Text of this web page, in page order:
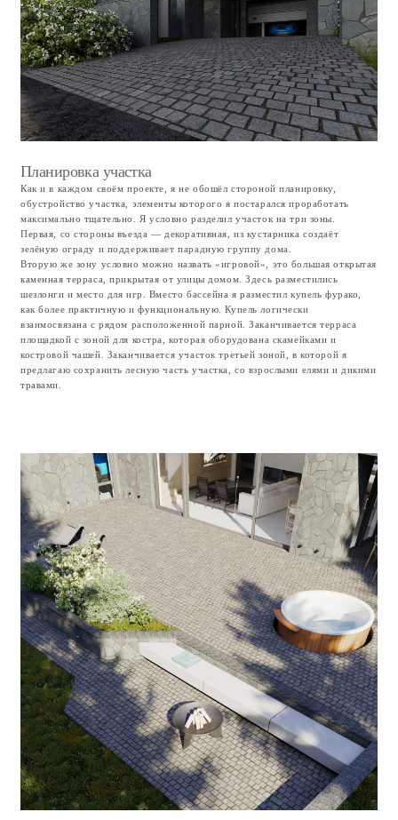
Состав проекта
В проекте дома разработаны все необходимые разделы
для начала строительства, а именно:
Проект с архитектурно‑строительными
каждого из элементов на каждом этапе.
Инженерные проекты, которые детально
описывают решения в системах
электроснабжения, водоснабжения, вентиляции и
отопления.
рамками, детально описывает непосредственно
производственный процесс строительства.
Смета и спецификация материалов.
Реализация проекта